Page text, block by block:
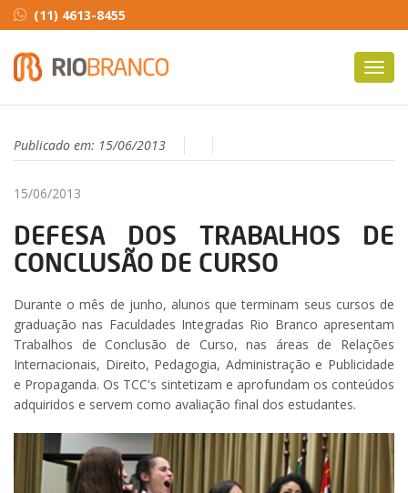
(11) 4613-8455
Publicado em: 15/06/2013
15/06/2013
DEFESA DOS TRABALHOS DE
CONCLUSÃO DE CURSO
Durante o mês de junho, alunos que terminam seus cursos de
graduação nas Faculdades Integradas Rio Branco apresentam
Trabalhos de Conclusão de Curso, nas áreas de Relações
Internacionais, Direito, Pedagogia, Administração e Publicidade
e Propaganda. Os TCC's sintetizam e aprofundam os conteúdos
adquiridos e servem como avaliação final dos estudantes.